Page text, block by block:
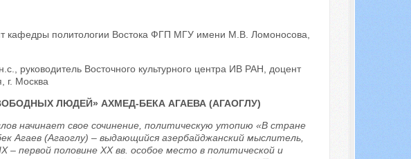
кафедры политологии Востока ФГП МГУ имени М.В. Ломоносова,
руководитель Восточного культурного центра ИВ РАН, доцент
г. Москва
ЛЮДЕЙ» АХМЕД-БЕКА АГАЕВА (АГАОГЛУ)
начинает свое сочинение, политическую утопию «В стране
Агаев (Агаоглу) – выдающийся азербайджанский мыслитель,
первой половине XX вв. особое место в политической и